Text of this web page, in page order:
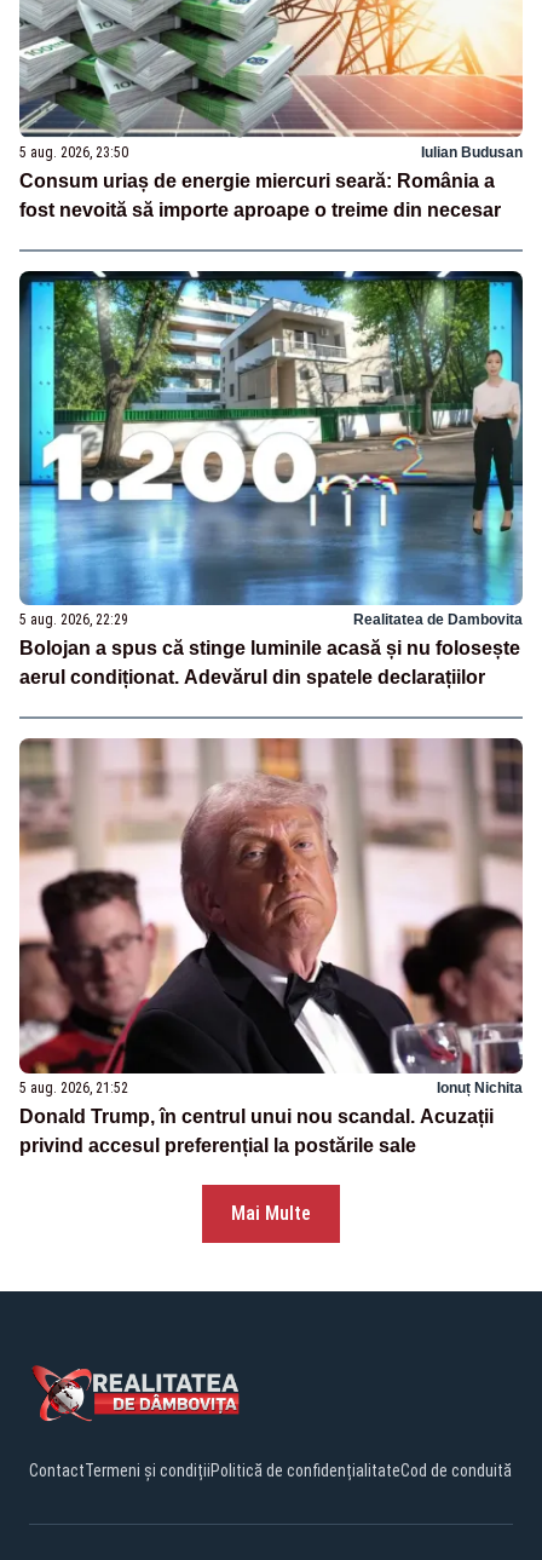
5 aug. 2026, 23:50 Iulian Budusan
Consum uriaș de energie miercuri seară: România a
fost nevoită să importe aproape o treime din necesar
5 aug. 2026, 22:29 Realitatea de Dambovita
Bolojan a spus că stinge luminile acasă și nu folosește
aerul condiționat. Adevărul din spatele declarațiilor
5 aug. 2026, 21:52 Ionuț Nichita
Donald Trump, în centrul unui nou scandal. Acuzații
privind accesul preferențial la postările sale
Mai Multe
ContactTermeni și condițiiPolitică de confidențialitateCod de conduită